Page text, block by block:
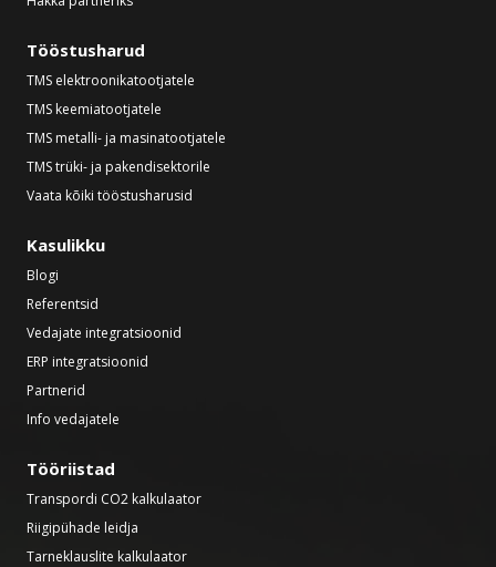
Tööstusharud
TMS elektroonikatootjatele
TMS keemiatootjatele
TMS metalli- ja masinatootjatele
TMS trüki- ja pakendisektorile
Vaata kõiki tööstusharusid
Kasulikku
Blogi
Referentsid
Vedajate integratsioonid
ERP integratsioonid
Partnerid
Info vedajatele
Tööriistad
Transpordi CO2 kalkulaator
Riigipühade leidja
Tarneklauslite kalkulaator